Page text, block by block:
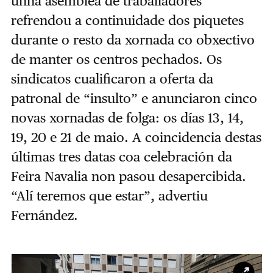
refrendou a continuidade dos piquetes
durante o resto da xornada co obxectivo
de manter os centros pechados. Os
sindicatos cualificaron a oferta da
patronal de “insulto” e anunciaron cinco
novas xornadas de folga: os días 13, 14,
19, 20 e 21 de maio. A coincidencia destas
últimas tres datas coa celebración da
Feira Navalia non pasou desapercibida.
“Alí teremos que estar”, advertiu
Fernández.